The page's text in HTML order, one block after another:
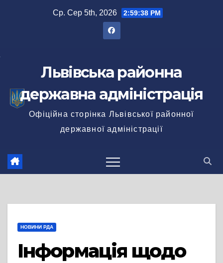
Ср. Сер 5th, 2026 2:59:38 PM
Львівська районна
державна адміністрація
Офіційна сторінка Львівської районної
державної адміністрації
НОВИНИ РДА
Інформація щодо